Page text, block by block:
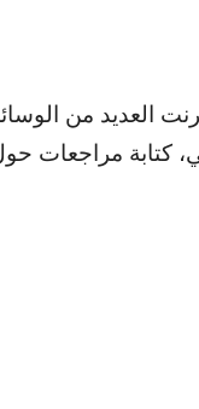
العديد من
كتابة مراجعات